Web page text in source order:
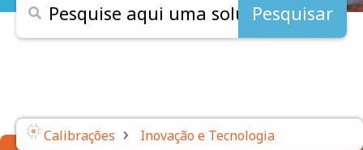
Pesquisar
Calibrações › Inovação e Tecnologia